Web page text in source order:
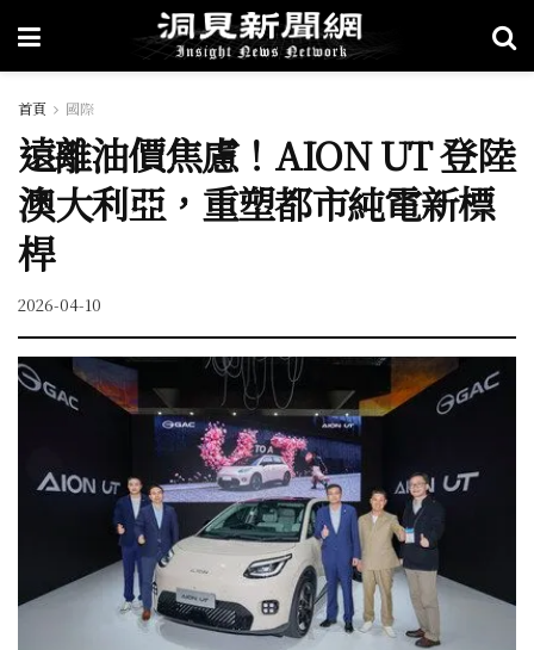
首頁 國際
遠離油價焦慮！AION UT 登陸
澳大利亞，重塑都市純電新標
桿
2026-04-10